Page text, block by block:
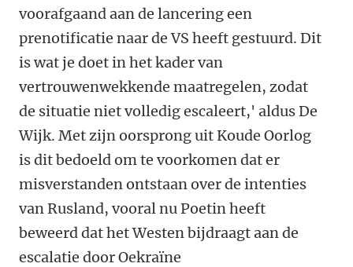
voorafgaand aan de lancering een
prenotificatie naar de VS heeft gestuurd. Dit
is wat je doet in het kader van
vertrouwenwekkende maatregelen, zodat
de situatie niet volledig escaleert,' aldus De
Wijk. Met zijn oorsprong uit Koude Oorlog
is dit bedoeld om te voorkomen dat er
misverstanden ontstaan over de intenties
van Rusland, vooral nu Poetin heeft
beweerd dat het Westen bijdraagt aan de
escalatie door Oekraïne